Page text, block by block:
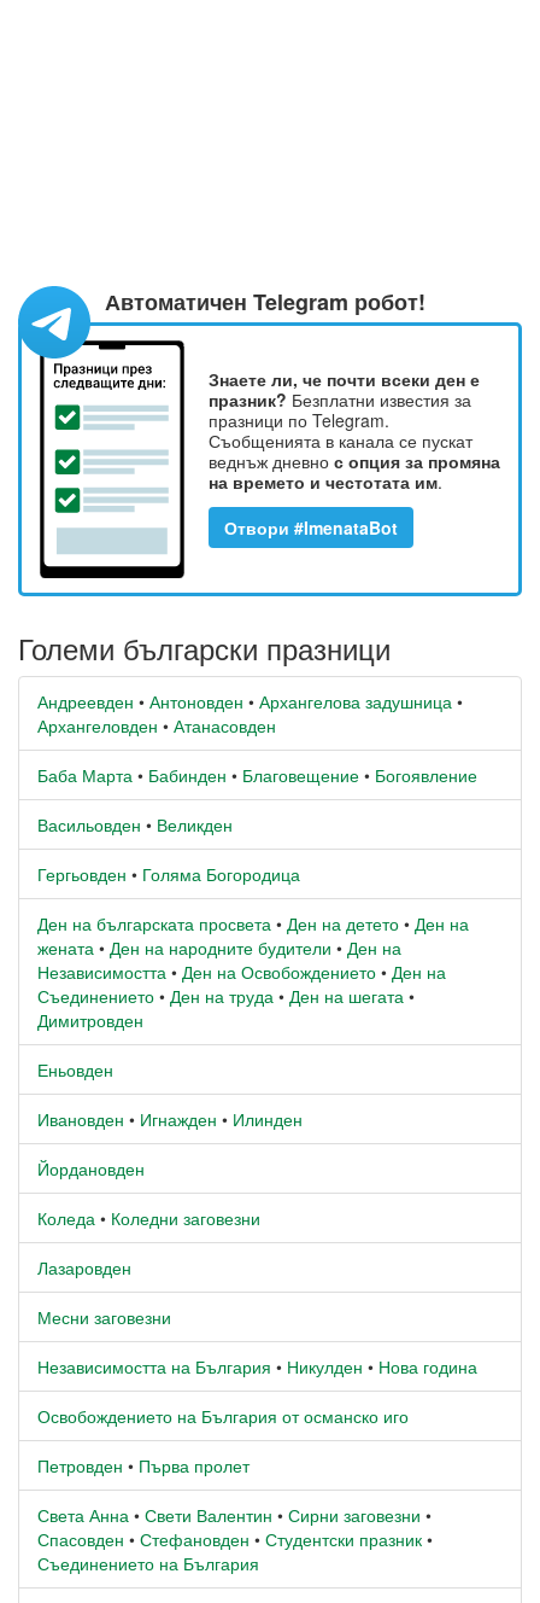
Автоматичен Telegram робот!
Знаете ли, че почти всеки ден е
празник? Безплатни известия за
празници по Telegram.
Съобщенията в канала се пускат
веднъж дневно с опция за промяна
на времето и честотата им.
Отвори #ImenataBot
Големи български празници
Андреевден • Антоновден • Архангелова задушница •
Архангеловден • Атанасовден
Баба Марта • Бабинден • Благовещение • Богоявление
Васильовден • Великден
Гергьовден • Голяма Богородица
Ден на българската просвета • Ден на детето • Ден на
жената • Ден на народните будители • Ден на
Независимостта • Ден на Освобождението • Ден на
Съединението • Ден на труда • Ден на шегата •
Димитровден
Еньовден
Ивановден • Игнажден • Илинден
Йордановден
Коледа • Коледни заговезни
Лазаровден
Месни заговезни
Независимостта на България • Никулден • Нова година
Освобождението на България от османско иго
Петровден • Първа пролет
Света Анна • Свети Валентин • Сирни заговезни •
Спасовден • Стефановден • Студентски празник •
Съединението на България